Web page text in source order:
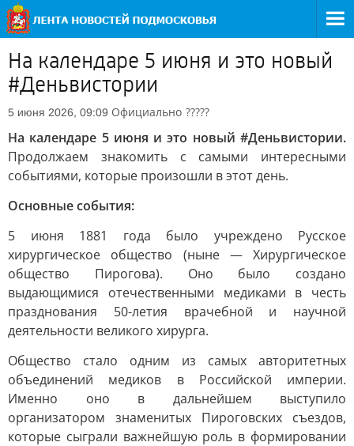
На календаре 5 июня и это новый
#Деньвистории
5 июня 2026, 09:09 Официально ?????
На календаре 5 июня и это новый #Деньвистории.
Продолжаем знакомить с самыми интересными
событиями, которые произошли в этот день.
Основные события:
5 июня 1881 года было учреждено Русское
хирургическое общество (ныне — Хирургическое
общество Пирогова). Оно было создано
выдающимися отечественными медиками в честь
празднования 50-летия врачебной и научной
деятельности великого хирурга.
Общество стало одним из самых авторитетных
объединений медиков в Российской империи.
Именно оно в дальнейшем выступило
организатором знаменитых Пироговских съездов,
которые сыграли важнейшую роль в формировании